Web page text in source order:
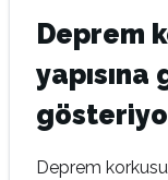
Deprem
yapısına
Deprem